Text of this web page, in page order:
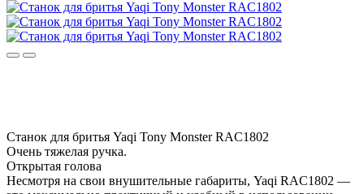
Станок для бритья Yaqi Tony Monster RAC1802
Очень тяжелая ручка.
Открытая голова
Несмотря на свои внушительные габариты, Yaqi RAC1802 —